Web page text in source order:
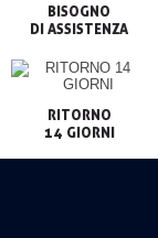
BISOGNO
RITORNO
14 GIORNI